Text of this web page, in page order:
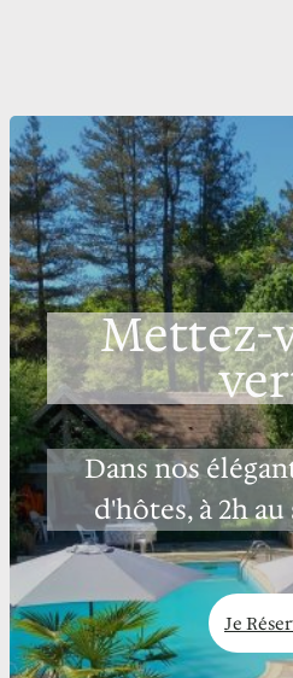
Mettez-
Dans nos
d'hôtes, à 2h
Je